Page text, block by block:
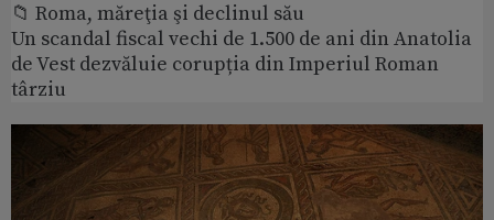
📁 Roma, măreţia şi declinul său
Un scandal fiscal vechi de 1.500 de ani din Anatolia
de Vest dezvăluie corupția din Imperiul Roman
târziu